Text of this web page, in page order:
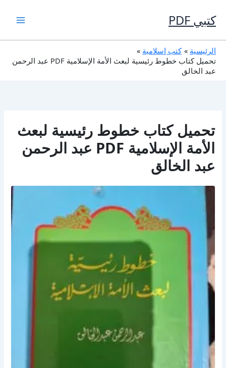
إلى
المحتوى
كتبي PDF
الرئيسية
كتب إسلامية
تحميل كتاب خطوط رئيسية لبعث الأمة الإسلامية PDF عبد الرحمن
عبد الخالق
تحميل كتاب خطوط رئيسية لبعث
الأمة الإسلامية PDF عبد الرحمن
عبد الخالق